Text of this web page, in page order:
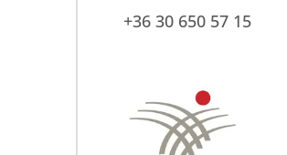
+36 30 650 57 15